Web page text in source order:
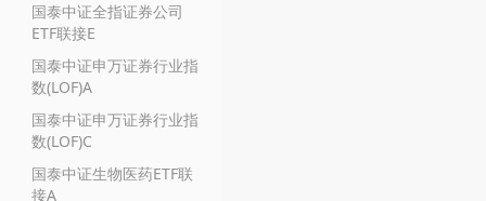
国泰中证全指证券公司
ETF联接E
国泰中证申万证券行业指
数(LOF)A
国泰中证申万证券行业指
数(LOF)C
国泰中证生物医药ETF联
接A